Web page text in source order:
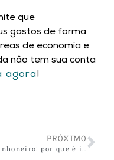
que
gastos de forma
de economia e
não tem sua conta
agora!
PRÓXIMO